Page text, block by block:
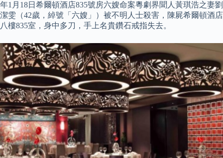
年1月18日希爾頓酒店835號房六嫂命案粵劇界聞人黃琪浩之妻劉
潔雯（42歲，綽號「六嫂」）被不明人士殺害，陳屍希爾頓酒店
八樓835室，身中多刀，手上名貴鑽石戒指失去。